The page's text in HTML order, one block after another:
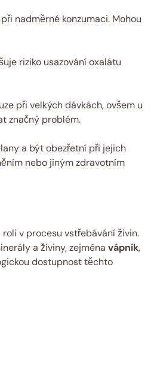
nadměrné konzumaci. Mohou
riziko usazování oxalátu
při velkých dávkách, ovšem u
značný problém.
a být obezřetní při jejich
nebo jiným zdravotním
v procesu vstřebávání živin.
a živiny, zejména vápník,
dostupnost těchto